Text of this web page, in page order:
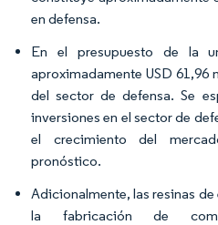
en defensa.
En el presupuesto de la
aproximadamente USD 61,96
del sector de defensa. Se
inversiones en el sector de
el crecimiento del
pronóstico.
Adicionalmente, las resinas
la fabricación de